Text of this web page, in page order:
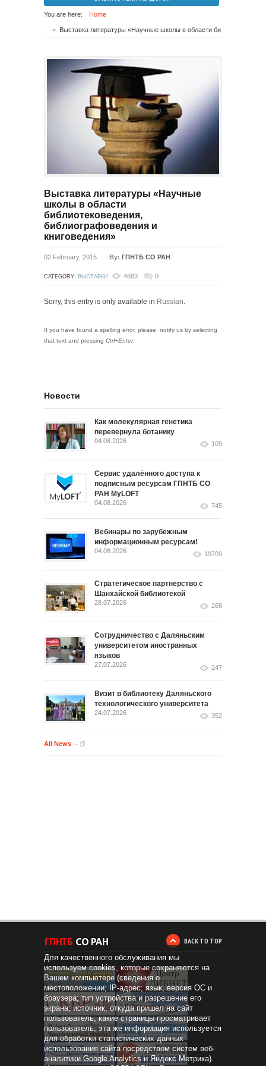
You are here: Home
Выставка литературы «Научные
школы в области
библиотековедения,
библиографоведения и
книговедения»
02 February, 2015 By: ГПНТБ СО РАН
CATEGORY: ВЫСТАВКИ 4683 0
Sorry, this entry is only available in Russian.
If you have found a spelling error, please, notify us by selecting
that text and pressing Ctrl+Enter.
Новости
Как молекулярная генетика
перевернула ботанику
04.08.2026 109
Сервис удалённого доступа к
подписным ресурсам ГПНТБ СО
РАН MyLOFT
04.08.2026 745
Вебинары по зарубежным
информационным ресурсам!
04.08.2026 19709
Стратегическое партнерство с
Шанхайской библиотекой
28.07.2026 268
Сотрудничество с Даляньским
университетом иностранных
языков
27.07.2026 247
Визит в библиотеку Даляньского
технологического университета
24.07.2026 352
All News
BACK TO TOP
Для качественного обслуживания мы
используем cookies, которые сохраняются на
Вашем компьютере (сведения о
местоположении; IP-адрес; язык, версия ОС и
браузера; тип устройства и разрешение его
экрана; источник, откуда пришел на сайт
пользователь; какие страницы просматривает
пользователь; эта же информация используется
для обработки статистических данных
использования сайта посредством систем веб-
аналитики Google Analytics и Яндекс.Метрика).